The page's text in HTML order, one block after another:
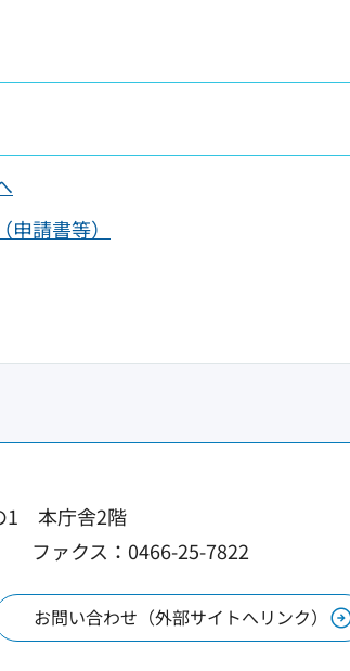
請書等）
1 本庁舎2階
ファクス：0466-25-7822
お問い合わせ（外部サイトへリンク）